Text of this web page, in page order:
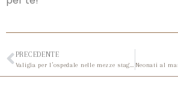
PRECEDENTE